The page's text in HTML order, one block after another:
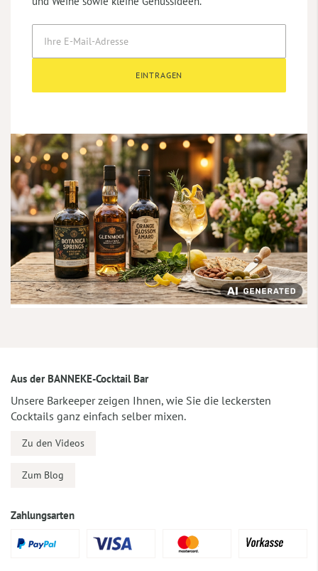
EINTRAGEN
Aus der BANNEKE-Cocktail Bar
Unsere Barkeeper zeigen Ihnen, wie Sie die leckersten
Cocktails ganz einfach selber mixen.
Zu den Videos
Zum Blog
Zahlungsarten